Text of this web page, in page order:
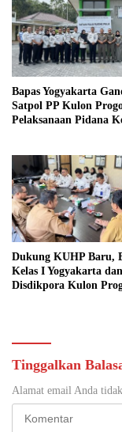
Bapas Yogyakarta
Satpol PP Kulon
Pelaksanaan Pidana
Dukung KUHP Baru,
Kelas I Yogyakarta dan
Disdikpora Kulon
Tinggalkan
Alamat email Anda